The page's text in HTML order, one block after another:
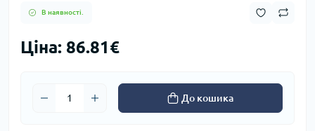
В наявності.
Ціна: 86.81€
До кошика